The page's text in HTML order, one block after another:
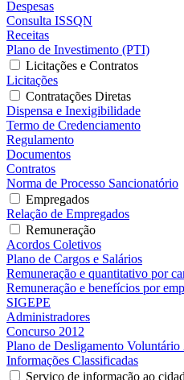
Despesas
Consulta ISSQN
Receitas
Plano de Investimento (PTI)
Licitações e Contratos
Licitações
Contratações Diretas
Dispensa e Inexigibilidade
Termo de Credenciamento
Regulamento
Documentos
Contratos
Norma de Processo Sancionatório
Empregados
Relação de Empregados
Remuneração
Acordos Coletivos
Plano de Cargos e Salários
Remuneração e quantitativo por
Remuneração e benefícios por
SIGEPE
Administradores
Concurso 2012
Plano de Desligamento Voluntário
Informações Classificadas
Serviço de informação ao